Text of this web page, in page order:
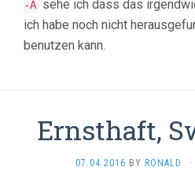
-A sehe ich dass das
ich habe noch nicht
benutzen kann.
Ernsthaft,
07.04.2016 BY RONALD ·